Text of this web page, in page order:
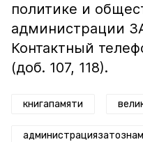
политике и
администрации
Контактный
(доб. 107, 118).
книгапамяти